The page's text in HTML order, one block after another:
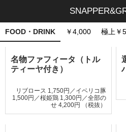
FOOD・DRINK ￥4,000 極上￥
名物ファフィータ（トル
ティーヤ付き）
リブロース 1,750円／イベリコ豚
1,500円／桜姫鶏 1,300円／全部の
せ 4,200円 （税抜）